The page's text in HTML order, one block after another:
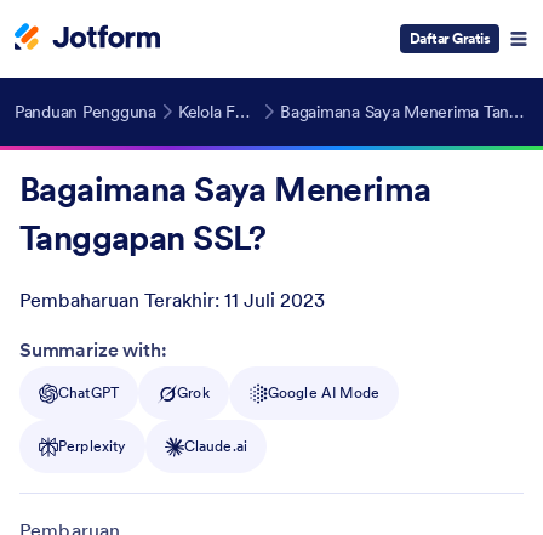
Daftar Gratis
Panduan Pengguna Kelola Formulir Bagaimana Saya Menerima Tanggapan SSL?
Bagaimana Saya Menerima
Tanggapan SSL?
Pembaharuan Terakhir: 11 Juli 2023
Post ID
Summarize with:
ChatGPT Grok Google AI Mode
Perplexity Claude.ai
Pembaruan